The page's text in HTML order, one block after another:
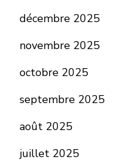
décembre 2025
novembre 2025
octobre 2025
septembre 2025
août 2025
juillet 2025